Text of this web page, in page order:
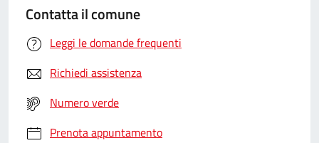
Contatta il comune
Leggi le domande frequenti
Richiedi assistenza
Numero verde
Prenota appuntamento